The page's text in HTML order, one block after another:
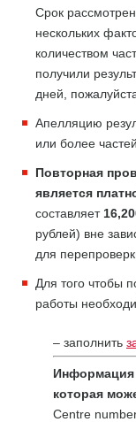
Срок
нескольких
количеством
получили
дней,
Апелляцию
или более
Повторная
является
составляет
рублей) вне
для
Для того чтобы
работы
– заполнить
Информация
которая
Centre